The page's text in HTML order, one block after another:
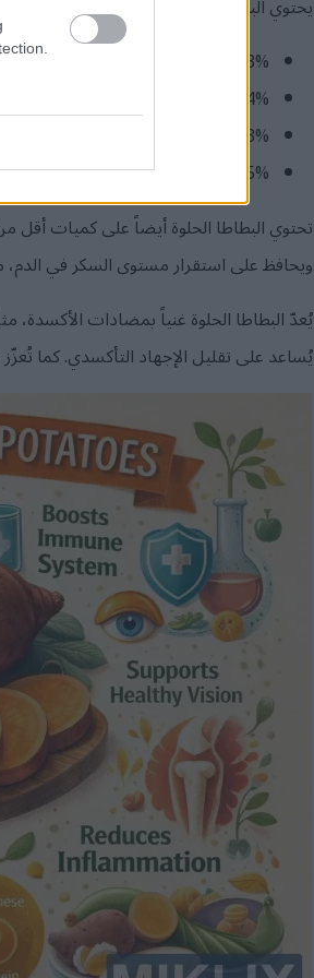
213% من القيمة اليومية لفيتامين أ
44% من القيمة اليومية لفيتامين سي
43% من القيمة اليومية للمنغنيز
15% من القيمة اليومية للبوتاسيوم
ويحافظ على استقرار مستوى السكر في
يُعدّ البطاطا الحلوة غنياً بمضادات الأكسدة،
يُساعد على تقليل الإجهاد التأكسدي. كما